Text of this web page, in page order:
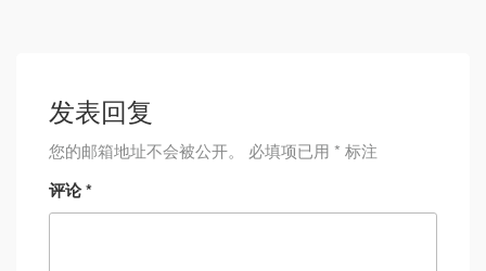
发表回复
您的邮箱地址不会被公开。 必填项已用 * 标注
评论*